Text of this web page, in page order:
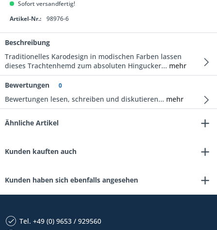
Sofort versandfertig!
Artikel-Nr.:
98976-6
Beschreibung
Traditionelles Karodesign in modischen Farben lassen
dieses Trachtenhemd zum absoluten Hingucker... mehr
Bewertungen 0
Bewertungen lesen, schreiben und diskutieren... mehr
Ähnliche Artikel
Kunden kauften auch
Kunden haben sich ebenfalls angesehen
Tel. +49 (0) 9653 / 929560